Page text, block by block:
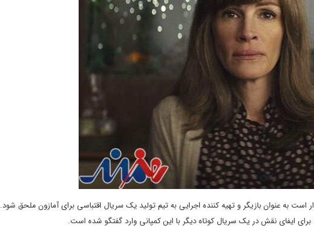
قرار است به عنوان بازیگر و تهیه کننده اجرایی به تیم تولید یک سریال اقتباسی برای آمازون ملحق شود.
ایفای نقش در یک سریال کوتاه دیگر با این کمپانی وارد گفتگو شده است.